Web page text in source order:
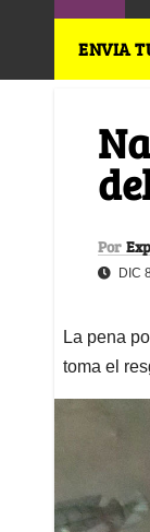
ENVIA
Por
DIC
La pena
toma el